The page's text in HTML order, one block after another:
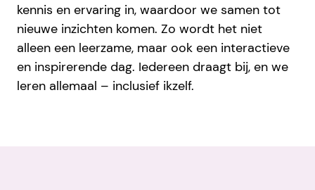
kennis en ervaring in, waardoor we samen tot
nieuwe inzichten komen. Zo wordt het niet
alleen een leerzame, maar ook een interactieve
en inspirerende dag. Iedereen draagt bij, en we
leren allemaal – inclusief ikzelf.